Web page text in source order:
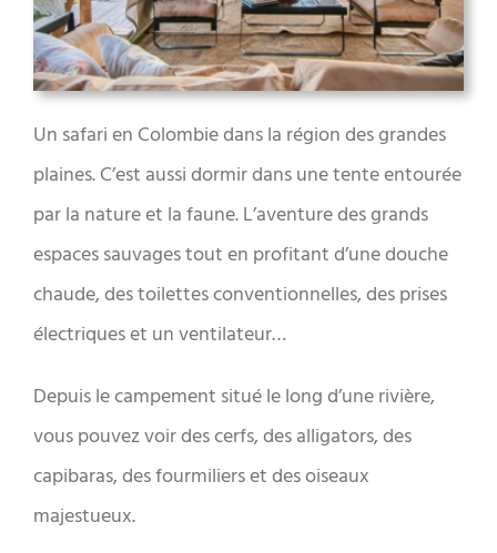
Un safari en Colombie dans la région des grandes
plaines. C’est aussi dormir dans une tente entourée
par la nature et la faune. L’aventure des grands
espaces sauvages tout en profitant d’une douche
chaude, des toilettes conventionnelles, des prises
électriques et un ventilateur…
Depuis le campement situé le long d’une rivière,
vous pouvez voir des cerfs, des alligators, des
capibaras, des fourmiliers et des oiseaux
majestueux.